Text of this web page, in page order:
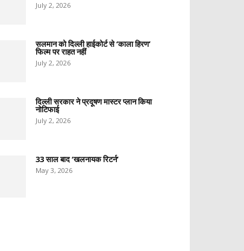
July 2, 2026
सलमान को दिल्ली हाईकोर्ट से ‘काला हिरण’
फिल्म पर राहत नहीं
July 2, 2026
दिल्ली सरकार ने प्रदूषण मास्टर प्लान किया
नोटिफाई
July 2, 2026
33 साल बाद ‘खलनायक रिटर्न’
May 3, 2026